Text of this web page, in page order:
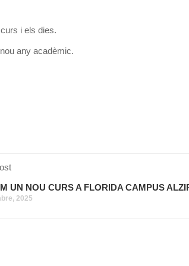
i els dies.
any acadèmic.
UN NOU CURS A FLORIDA CAMPUS
2025